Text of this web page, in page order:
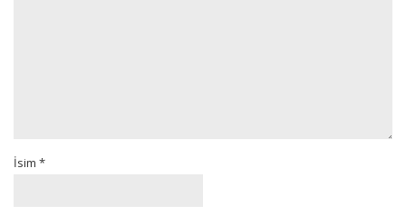
İsim *